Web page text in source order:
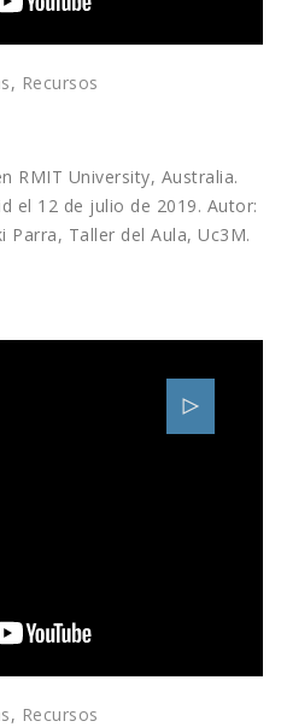
, Recursos
RMIT University, Australia.
el 12 de julio de 2019. Autor:
Parra, Taller del Aula, Uc3M.
, Recursos